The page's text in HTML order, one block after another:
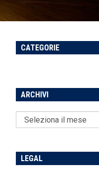
CATEGORIE
ARCHIVI
LEGAL